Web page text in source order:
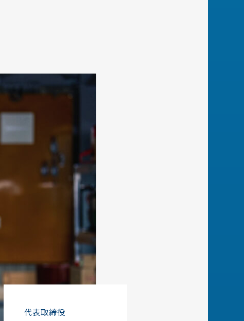
代表取締役